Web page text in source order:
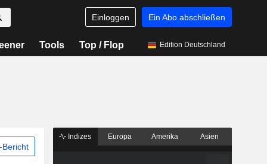
Einloggen Ein Abo abschließen
Tools Top / Flop Edition Deutschland
Bericht
Indizes Europa Amerika Asien